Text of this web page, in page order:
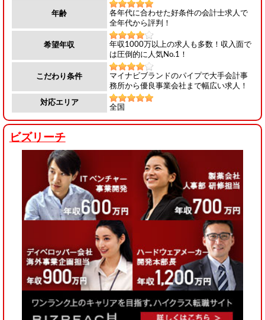
年齢
各年代に合わせた好条件の会計士求人で
全年代から評判！
希望年収
年収1000万以上の求人も多数！収入面で
は圧倒的に人気No.1！
こだわり条件
マイナビブランドのパイプで大手会計事
務所から優良事業会社まで幅広い求人！
対応エリア
全国
ビズリーチ